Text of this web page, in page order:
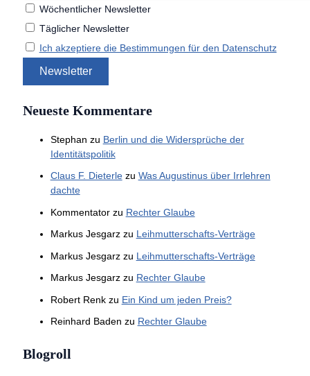
Wöchentlicher Newsletter
Täglicher Newsletter
Ich akzeptiere die Bestimmungen für den Datenschutz
Neueste Kommentare
Stephan zu Berlin und die Widersprüche der
Identitätspolitik
Claus F. Dieterlezu Was Augustinus über Irrlehren
dachte
Kommentatorzu Rechter Glaube
Markus Jesgarzzu Leihmutterschafts-Verträge
Markus Jesgarzzu Leihmutterschafts-Verträge
Markus Jesgarzzu Rechter Glaube
Robert Renkzu Ein Kind um jeden Preis?
Reinhard Baden zu Rechter Glaube
Blogroll